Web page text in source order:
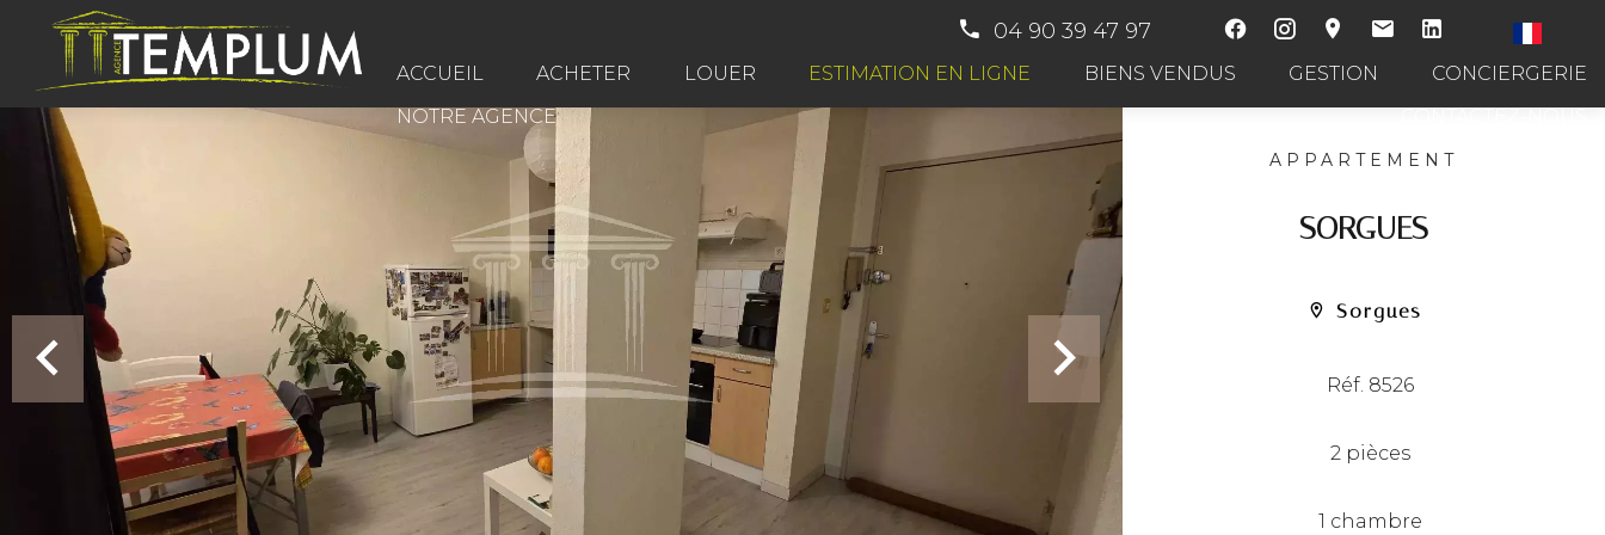
04 90 39 47 97
ACCUEIL ACHETER LOUER ESTIMATION EN LIGNE BIENS VENDUS GESTION
CONCIERGERIE
NOTRE AGENCE
APPARTEMENT
SORGUES
Sorgues
Réf. 8526
2 pièces
1 chambre